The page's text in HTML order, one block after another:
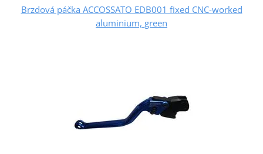
Brzdová páčka ACCOSSATO EDB001 fixed CNC-worked
aluminium, green